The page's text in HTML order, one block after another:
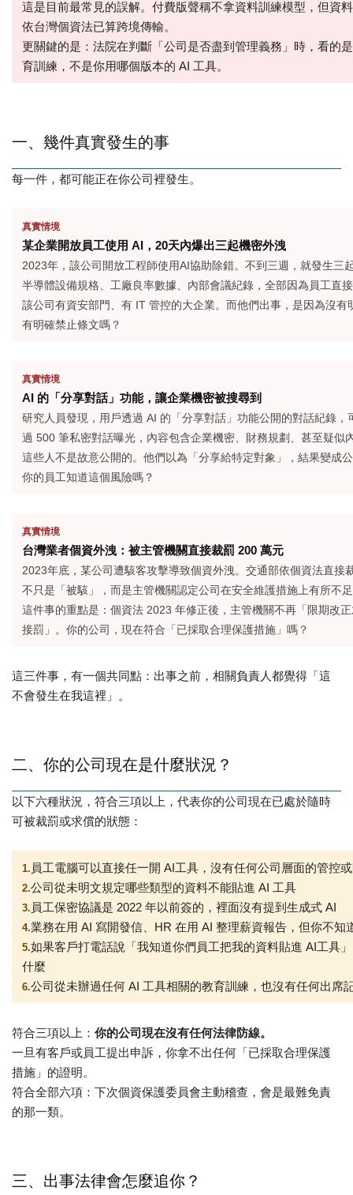
這是目前最常見的誤解。付費版聲稱不拿資料訓練模型，但資
依台灣個資法已算跨境傳輸。
更關鍵的是：法院在判斷「公司是否盡到管理義務」時，看的
育訓練，不是你用哪個版本的 AI 工具。
一、幾件真實發生的事
每一件，都可能正在你公司裡發生。
真實情境
某企業開放員工使用 AI
，20天內爆出三起機密外洩
2023年， 該公司 開放工程師使用AI協助除錯。不到三週，就發生三
半導體設備規格、工廠良率數據、內部會議紀錄，全部因為員工直
該公司有資安部門、有 IT 管控的大企業。 而他們出事，是因為沒有
有明確禁止條文嗎？
真實情境
AI 的「分享對話」功能，讓企業機密被搜尋到
研究人員發現，用戶透過 AI 的「分享對話」功能公開的對話紀錄，
過 500 筆私密對話曝光，內容包含企業機密、財務規劃、甚至疑似
這些人不是故意公開的。他們以為「分享給特定對象」，結果變成
你的員工知道這個風險嗎？
真實情境
台灣業者個資外洩：被主管機關直接裁罰 200 萬元
2023年底， 某公司遭駭客攻擊導致個資外洩。交通部依個資法直接
不只是「被駭」，而是主管機關認定公司在安全維護措施上有所不
這件事的重點是：個資法 2023 年修正後，主管機關不再「限期改
接罰」。你的公司，現在符合「已採取合理保護措施」嗎？
這三件事，有一個共同點：出事之前，相關負責人都覺得「這
不會發生在我這裡」。
二、你的公司現在是什麼狀況？
以下六種狀況，符合三項以上，代表你的公司現在已處於隨時
可被裁罰或求償的狀態：
1. 員工電腦可以直接任一開 AI 工具 ，沒有任何公司層面的管控
2.公司從未明文規定哪些類型的資料不能貼進 AI 工具
3. 員工保密協議是 2022 年以前簽的，裡面沒有提到生成式 AI
4.業務在用 AI 寫開發信、HR 在用 AI 整理薪資報告，但你不知
5.如果客戶打電話說「我知道你們員工把我的資料貼進 AI 工具
什麼
6.公司從未辦過任何 AI 工具相關的教育訓練，也沒有任何出席
符合三項以上： 你的公司現在沒有任何法律防線。
一旦有客戶或員工提出申訴，你拿不出任何「已採取合理保護
措施」的證明。
符合全部六項：下次個資保護委員會主動稽查，會是最難免責
的那一類。
三、出事法律會怎麼追你？